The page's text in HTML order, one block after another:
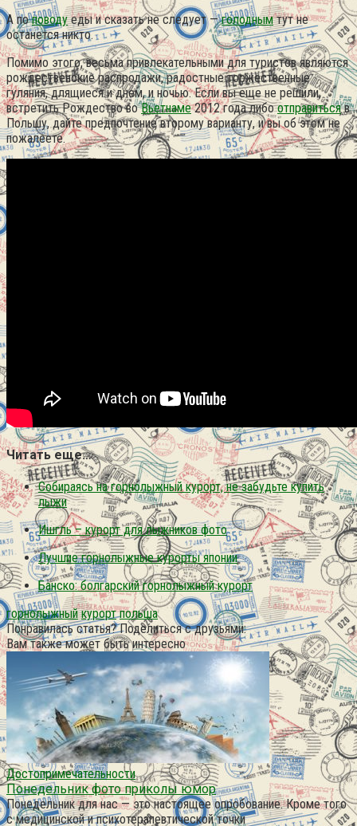
А поповодуеды и сказать не следует —голоднымтут не
останется никто.
Помимо этого, весьма привлекательными для туристов являются
рождественские распродажи, радостные торжественные
гуляния, длящиеся и днем, и ночью. Если вы еще не решили,
встретить Рождество воВьетнаме2012 года либоотправитьсяв
Польшу, дайте предпочтение второму варианту, и вы об этом не
пожалеете.
Читать еще…
Собираясь на горнолыжный курорт, не забудьте купить
лыжи
Ишгль – курорт для лыжников фото
Лучшие горнолыжные курорты японии
Банско: болгарский горнолыжный курорт
горнолыжный курорт польша
Понравилась статья? Поделиться с друзьями:
Вам также может быть интересно
Достопримечательности
Понедельник фото приколы юмор
Понедельник для нас — это настоящее опробование. Кроме того
с медицинской и психотерапевтической точки